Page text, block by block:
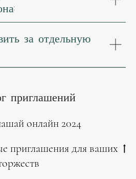
за отдельную
приглашений
онлайн 2024
приглашения для ваших